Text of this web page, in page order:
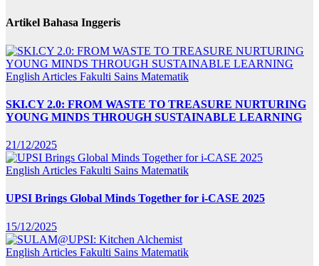
Artikel Bahasa Inggeris
English Articles Fakulti Sains Matematik
SKI.CY 2.0: FROM WASTE TO TREASURE NURTURING
YOUNG MINDS THROUGH SUSTAINABLE LEARNING
21/12/2025
English Articles Fakulti Sains Matematik
UPSI Brings Global Minds Together for i-CASE 2025
15/12/2025
English Articles Fakulti Sains Matematik